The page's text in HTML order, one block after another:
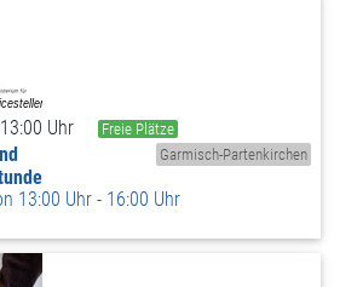
Uhr
Freie Plätze
Garmisch-Partenkirchen
13:00 Uhr - 16:00 Uhr